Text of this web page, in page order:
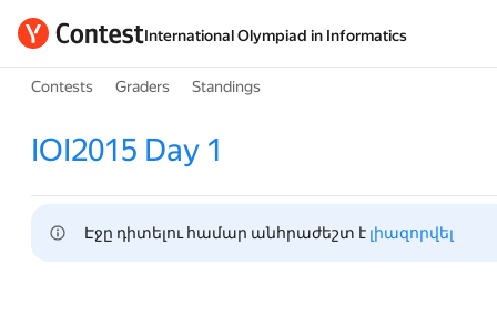
International Olympiad in Informatics
Contests Graders Standings
IOI2015 Day 1
Էջը դիտելու համար անհրաժեշտ է լիազորվել